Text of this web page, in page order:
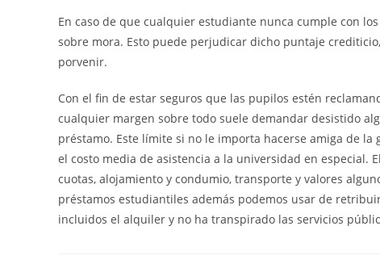
En caso de que cualquier estudiante nunca cumple con
sobre mora. Esto puede perjudicar dicho puntaje
porvenir.
Con el fin de estar seguros que las pupilos estén
cualquier margen sobre todo suele demandar desistido
préstamo. Este límite si no le importa hacerse amiga de
el costo media de asistencia a la universidad en
cuotas, alojamiento y condumio, transporte y valores
préstamos estudiantiles además podemos usar de
incluidos el alquiler y no ha transpirado las servicios